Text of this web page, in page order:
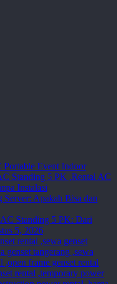
Apakah Bisa dan
Standing 5 PK: Dari
5, 2026